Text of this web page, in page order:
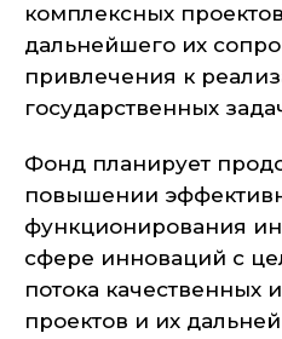
комплексных
дальнейшего их
привлечения к
государственных
Фонд планирует
повышении
функционирования
сфере инноваций с
потока качественных
проектов и их